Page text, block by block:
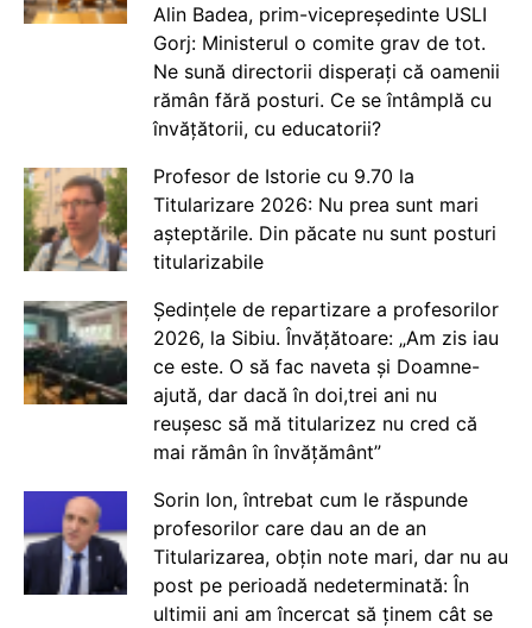
Alin Badea, prim-vicepreședinte USLI
Gorj: Ministerul o comite grav de tot.
Ne sună directorii disperați că oamenii
rămân fără posturi. Ce se întâmplă cu
învățătorii, cu educatorii?
Profesor de Istorie cu 9.70 la
Titularizare 2026: Nu prea sunt mari
așteptările. Din păcate nu sunt posturi
titularizabile
Ședințele de repartizare a profesorilor
2026, la Sibiu. Învățătoare: „Am zis iau
ce este. O să fac naveta și Doamne-
ajută, dar dacă în doi,trei ani nu
reușesc să mă titularizez nu cred că
mai rămân în învățământ”
Sorin Ion, întrebat cum le răspunde
profesorilor care dau an de an
Titularizarea, obțin note mari, dar nu au
post pe perioadă nedeterminată: În
ultimii ani am încercat să ținem cât se